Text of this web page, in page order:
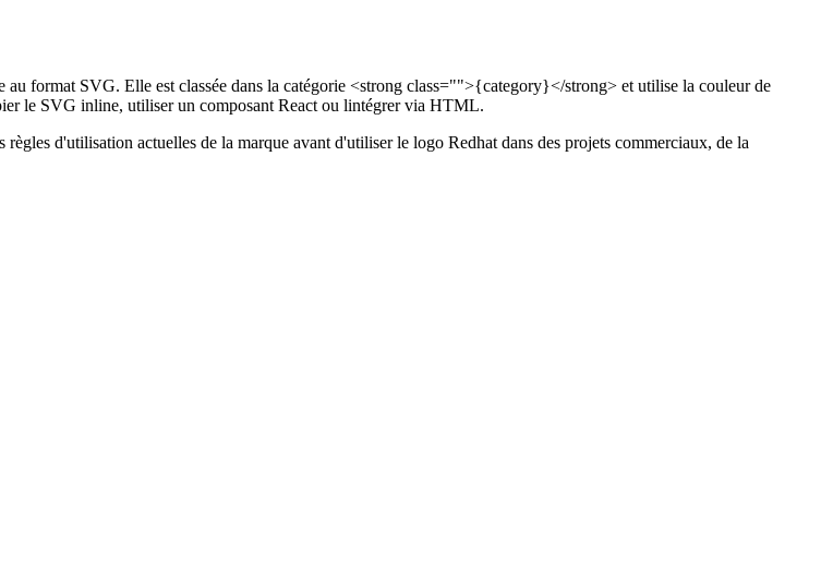
format SVG. Elle est classée dans la catégorie <strong class="">{category}</strong> et utilise la couleur de
le SVG inline, utiliser un composant React ou lintégrer via HTML.
d'utilisation actuelles de la marque avant d'utiliser le logo Redhat dans des projets commerciaux, de la